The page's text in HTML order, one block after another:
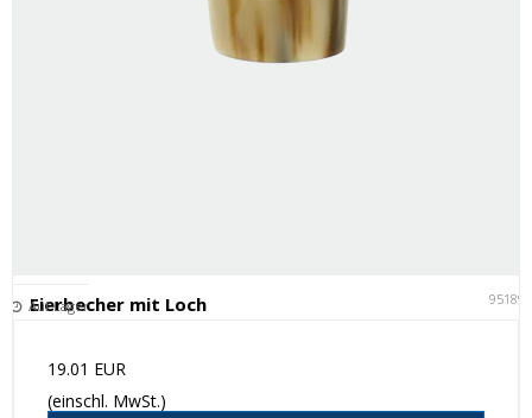
Eierbecher mit Loch 95189
Auf Lager
19.01 EUR
(einschl. MwSt.)